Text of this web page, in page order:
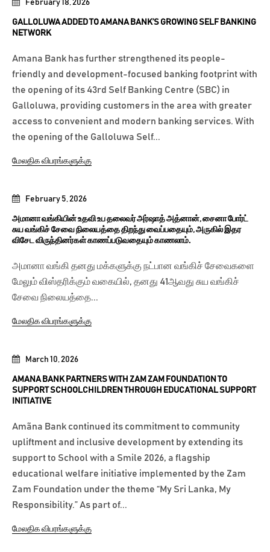
March 10, 2026
AMANA BANK PARTNERS WITH ZAM ZAM FOUNDATION TO
SUPPORT SCHOOLCHILDREN THROUGH EDUCATIONAL SUPPORT
INITIATIVE
Amãna Bank continued its commitment to community
upliftment and inclusive development by extending its
support to School with a Smile 2026, a flagship
educational welfare initiative implemented by the Zam
Zam Foundation under the theme “My Sri Lanka, My
Responsibility.” As part of...
மேலதிக விபரங்களுக்கு
February 5, 2026
அமானா வங்கியின் உதவி உப தலைவர் அர்ஷாத் அத்னான், சைனா போர்ட்
சுய வங்கிச் சேவை நிலையத்தை திறந்து வைப்பதையும், அருகில் இதர
விசேட விருந்தினர்கள் காணப்படுவதையும் காணலாம்.
அமானா வங்கி தனது மக்களுக்கு நட்பான வங்கிச் சேவைகளை
மேலும் விஸ்தரிக்கும் வகையில், தனது 41ஆவது சுய வங்கிச்
சேவை நிலையத்தை...
மேலதிக விபரங்களுக்கு
February 18, 2026
GALLOLUWA ADDED TO AMANA BANK’S GROWING SELF BANKING
NETWORK
Amana Bank has further strengthened its people-
friendly and development-focused banking footprint with
the opening of its 43rd Self Banking Centre (SBC) in
Galloluwa, providing customers in the area with greater
access to convenient and modern banking services. With
the opening of the Galloluwa Self...
மேலதிக விபரங்களுக்கு